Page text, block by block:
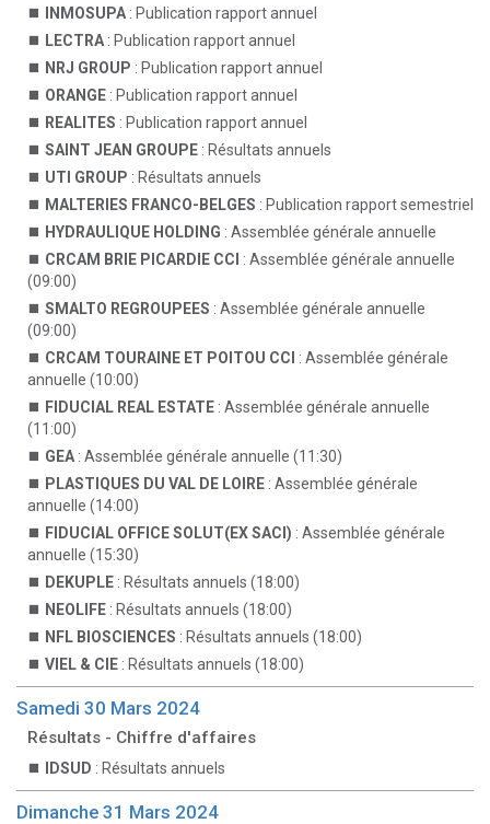
INMOSUPA : Publication rapport annuel
LECTRA : Publication rapport annuel
NRJ GROUP : Publication rapport annuel
ORANGE : Publication rapport annuel
REALITES : Publication rapport annuel
SAINT JEAN GROUPE : Résultats annuels
UTI GROUP : Résultats annuels
MALTERIES FRANCO-BELGES : Publication rapport semestriel
HYDRAULIQUE HOLDING : Assemblée générale annuelle
CRCAM BRIE PICARDIE CCI : Assemblée générale annuelle
(09:00)
SMALTO REGROUPEES : Assemblée générale annuelle
(09:00)
CRCAM TOURAINE ET POITOU CCI : Assemblée générale
annuelle (10:00)
FIDUCIAL REAL ESTATE : Assemblée générale annuelle
(11:00)
GEA : Assemblée générale annuelle (11:30)
PLASTIQUES DU VAL DE LOIRE : Assemblée générale
annuelle (14:00)
FIDUCIAL OFFICE SOLUT(EX SACI) : Assemblée générale
annuelle (15:30)
DEKUPLE : Résultats annuels (18:00)
NEOLIFE : Résultats annuels (18:00)
NFL BIOSCIENCES : Résultats annuels (18:00)
VIEL & CIE : Résultats annuels (18:00)
Samedi 30 Mars 2024
Résultats - Chiffre d'affaires
IDSUD : Résultats annuels
Dimanche 31 Mars 2024